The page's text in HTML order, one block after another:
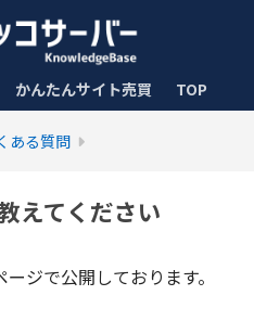
かんたんサイト売買 TOP
ある質問
えてください
ジで公開しております。